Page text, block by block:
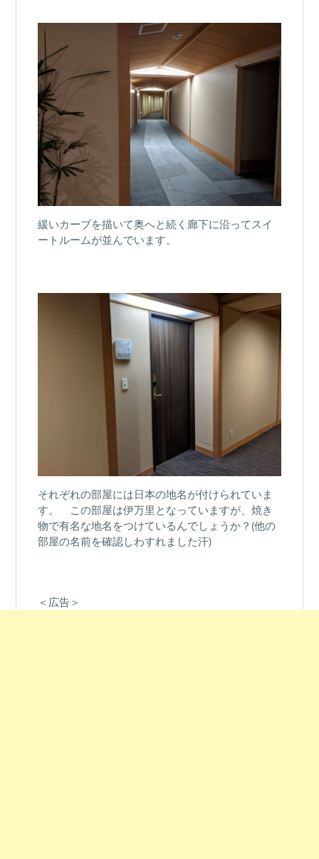
緩いカーブを描いて奥へと続く廊下に沿ってスイ
ートルームが並んでいます。
それぞれの部屋には日本の地名が付けられていま
す。 この部屋は伊万里となっていますが、焼き
物で有名な地名をつけているんでしょうか？(他の
部屋の名前を確認しわすれました汗)
＜広告＞